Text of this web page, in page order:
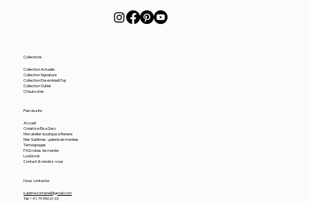
Collections
Collection Actuelle
Collection Signature
Collection Ensemble&Top
Collection Outlet
Chaussures
Plan du site
Accueil
Créatrice Elsa Gary
Mon atelier-boutique à Renens
Mes Sublimes : galerie de mariées
Témoignages
FAQ robes de mariée
Lookbook
Contact & rendez-vous
Nous contacter
sublime.romanel@gmail.com
Tél: +41 79 950 61 63